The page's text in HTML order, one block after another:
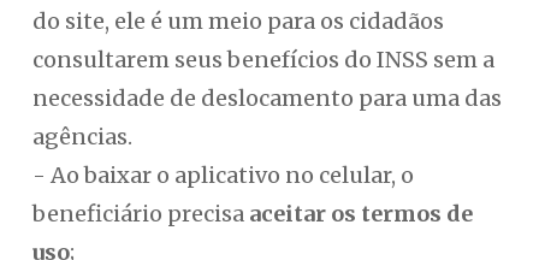
do site, ele é um meio para os cidadãos
consultarem seus benefícios do INSS sem a
necessidade de deslocamento para uma das
agências.
- Ao baixar o aplicativo no celular, o
beneficiário precisaaceitar os termos de
uso;